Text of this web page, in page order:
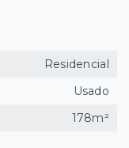
Residencial
Usado
178m²